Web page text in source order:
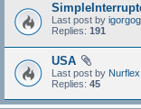
Last post by
Replies: 191
USA
Last post by Nurflex
Replies: 45